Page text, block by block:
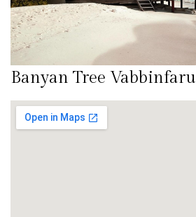
Banyan Tree Vabbinfaru